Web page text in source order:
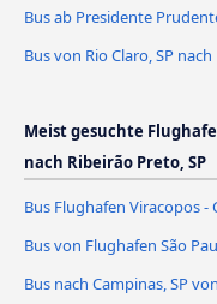
Bus ab Presidente
Bus von Rio Claro, SP
Meist gesuchte
nach Ribeirão Preto, SP
Bus Flughafen Viracopos -
Bus von Flughafen São
Bus nach Campinas, SP